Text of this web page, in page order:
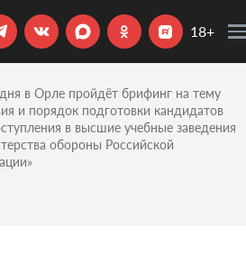
18+
в Орле пройдёт брифинг на тему
и порядок подготовки кандидатов
в высшие учебные заведения
обороны Российской